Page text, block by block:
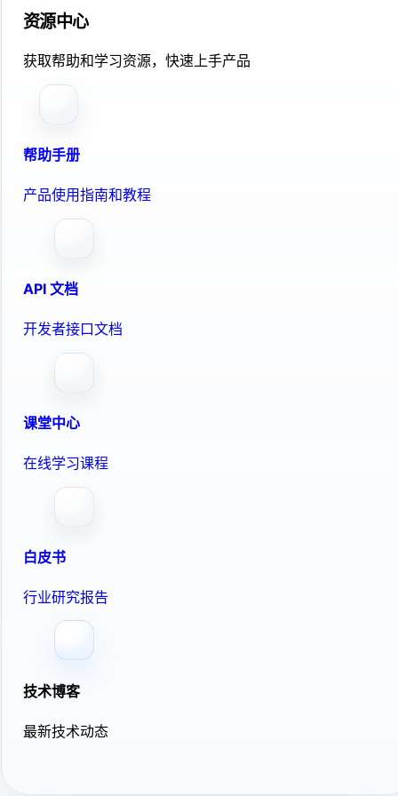
资源中心
获取帮助和学习资源，快速上手产品
帮助手册
产品使用指南和教程
API 文档
开发者接口文档
课堂中心
在线学习课程
白皮书
行业研究报告
技术博客
最新技术动态